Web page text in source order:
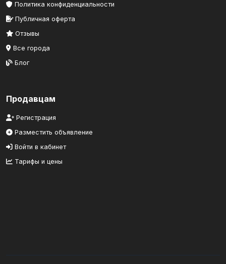
Политика конфиденциальности
Публичная оферта
Отзывы
Все города
Блог
Продавцам
Регистрация
Разместить объявление
Войти в кабинет
Тарифы и цены